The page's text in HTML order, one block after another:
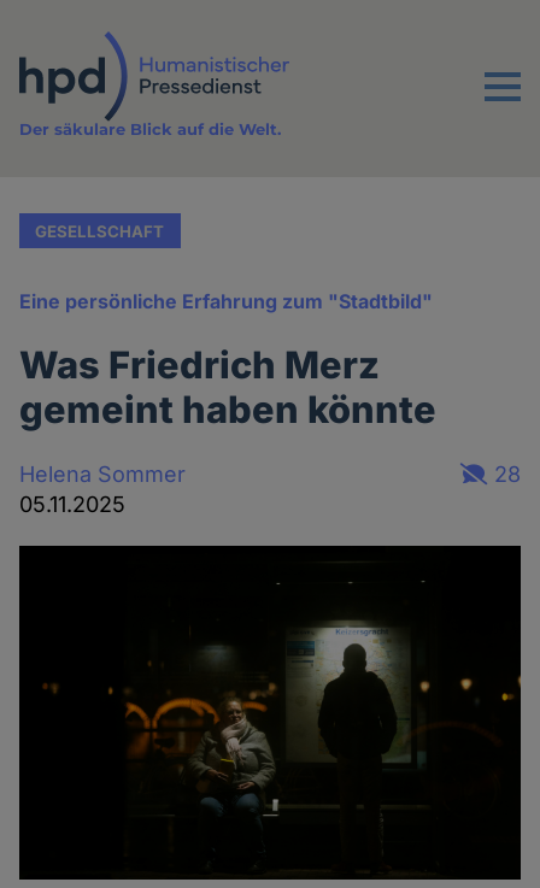
Inhalt
Menu
Der säkulare Blick auf die Welt.
GESELLSCHAFT
Eine persönliche Erfahrung zum "Stadtbild"
Was Friedrich Merz
gemeint haben könnte
Helena Sommer
05.11.2025
28